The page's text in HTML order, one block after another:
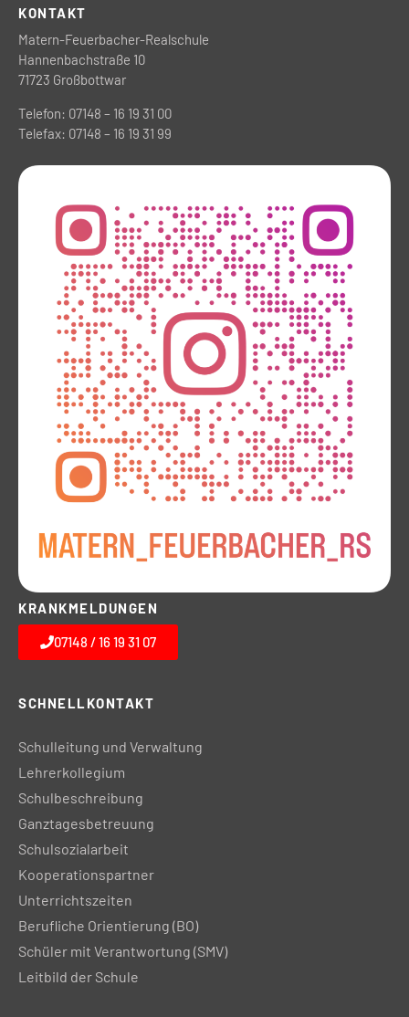
KONTAKT
Matern-Feuerbacher-Realschule
Hannenbachstraße 10
71723 Großbottwar
Telefon: 07148 – 16 19 31 00
Telefax: 07148 – 16 19 31 99
KRANKMELDUNGEN
07148 / 16 19 31 07
SCHNELLKONTAKT
Schulleitung und Verwaltung
Lehrerkollegium
Schulbeschreibung
Ganztagesbetreuung
Schulsozialarbeit
Kooperationspartner
Unterrichtszeiten
Berufliche Orientierung (BO)
Schüler mit Verantwortung (SMV)
Leitbild der Schule